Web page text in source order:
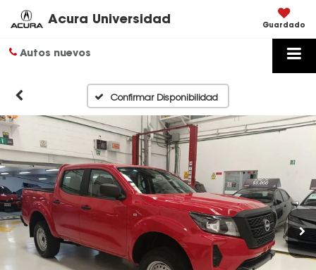
Acura Universidad Guardado
Autos nuevos
Confirmar Disponibilidad